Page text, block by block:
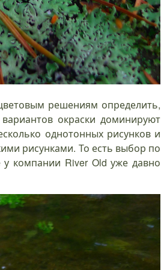
решениям определить,
окраски доминируют
однотонных рисунков и
рисунками. То есть выбор по
компании River Old уже давно